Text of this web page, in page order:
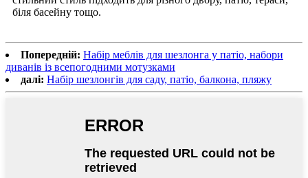
біля басейну тощо.
Попередній: Набір меблів для шезлонга у патіо, набори
диванів із всепогодними мотузками
далі: Набір шезлонгів для саду, патіо, балкона, пляжу